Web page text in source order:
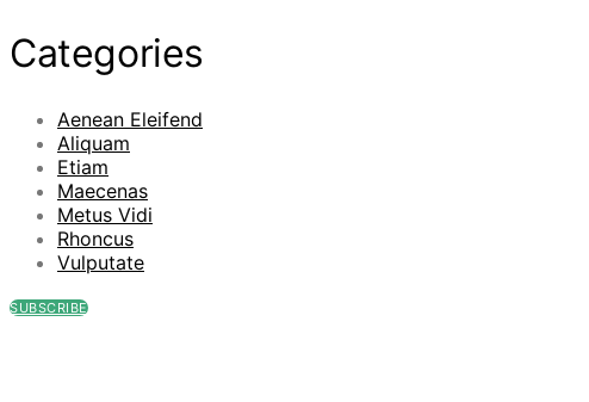
Categories
Aenean Eleifend
Aliquam
Etiam
Maecenas
Metus Vidi
Rhoncus
Vulputate
SUBSCRIBE